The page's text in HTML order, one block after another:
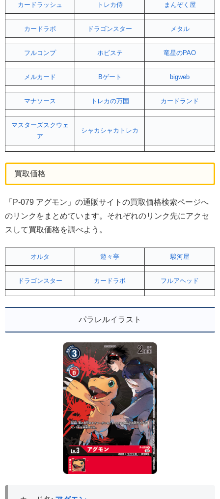
カードラッシュ トレカ侍 まんぞく屋
カードラボ ドラゴンスター メタル
フルコンプ ホビステ 竜星のPAO
メルカード Bゲート bigweb
マナソース トレカの万国 カードランド
マスターズスクウェ
ア
シャカシャカトレカ
買取価格
「P-079 アグモン」の通販サイトの買取価格検索ページへ
のリンクをまとめています。それぞれのリンク先にアクセ
スして買取価格を調べよう。
オルタ 遊々亭 駿河屋
ドラゴンスター カードラボ フルアヘッド
パラレルイラスト